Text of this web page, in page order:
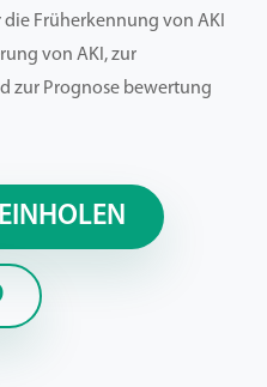
Früherkennung von AKI
von AKI, zur
zur Prognose bewertung